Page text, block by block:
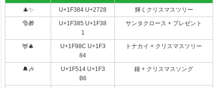
🎄✨ U+1F384 U+2728
輝くクリスマスツリー
🎅🎁
U+1F385 U+1F38
1
サンタクロース + プレゼント
🦌🎄
U+1F98C U+1F3
84
トナカイ + クリスマスツリー
🔔🎶
U+1F514 U+1F3
B6
鐘 + クリスマスソング